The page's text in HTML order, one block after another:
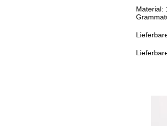
Material: